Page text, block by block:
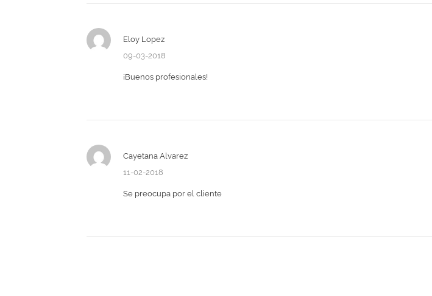
Eloy Lopez
09-03-2018
¡Buenos profesionales!
Cayetana Alvarez
11-02-2018
Se preocupa por el cliente